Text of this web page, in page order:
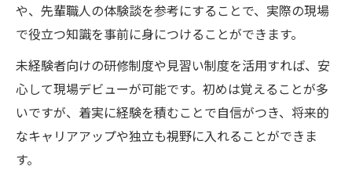
や、先輩職人の体験談を参考にすることで、実際の現場
で役立つ知識を事前に身につけることができます。
未経験者向けの研修制度や見習い制度を活用すれば、安
心して現場デビューが可能です。初めは覚えることが多
いですが、着実に経験を積むことで自信がつき、将来的
なキャリアアップや独立も視野に入れることができま
す。